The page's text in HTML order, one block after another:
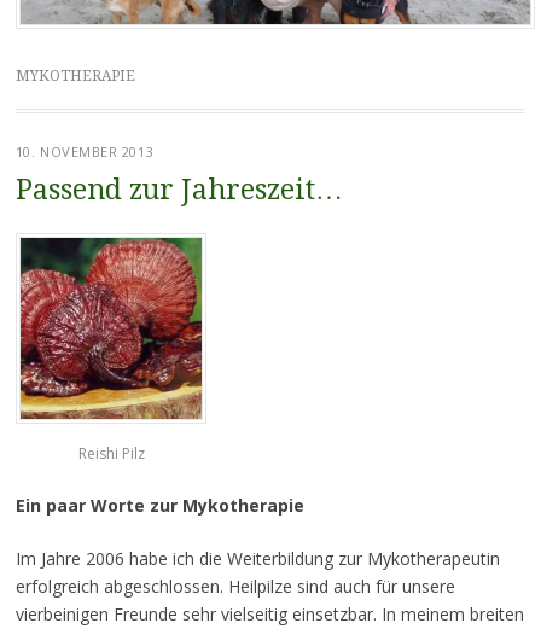
MYKOTHERAPIE
10. NOVEMBER 2013
Passend zur Jahreszeit…
Reishi Pilz
Ein paar Worte zur Mykotherapie
Im Jahre 2006 habe ich die Weiterbildung zur Mykotherapeutin
erfolgreich abgeschlossen. Heilpilze sind auch für unsere
vierbeinigen Freunde sehr vielseitig einsetzbar. In meinem breiten